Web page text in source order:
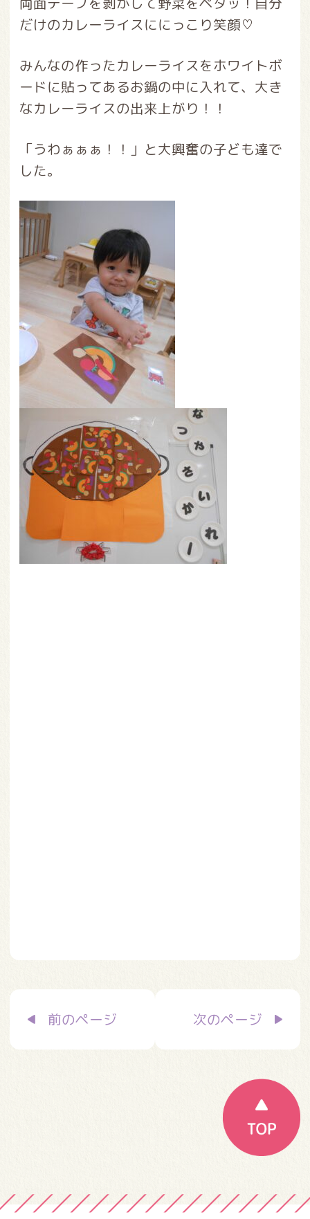
だけのカレーライスににっこり笑顔♡
みんなの作ったカレーライスをホワイトボ
ードに貼ってあるお鍋の中に入れて、大き
なカレーライスの出来上がり！！
「うわぁぁぁ！！」と大興奮の子ども達で
した。
投
前のページ 次のページ